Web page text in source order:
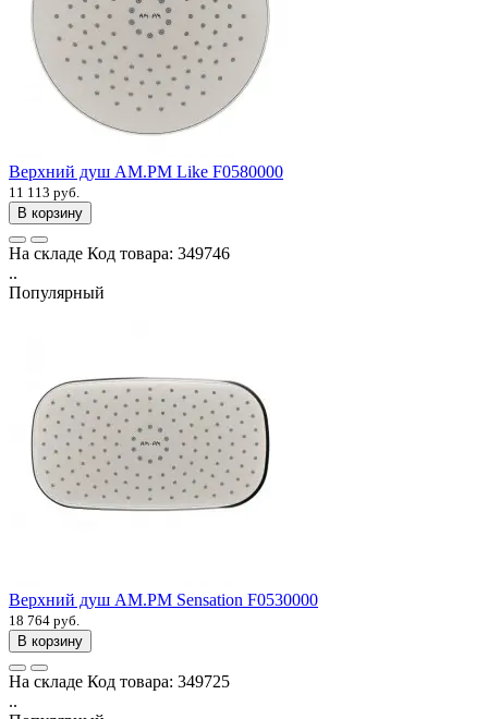
Верхний душ AM.PM Like F0580000
11 113 руб.
В корзину
На складе Код товара: 349746
..
Популярный
Верхний душ AM.PM Sensation F0530000
18 764 руб.
В корзину
На складе Код товара: 349725
..